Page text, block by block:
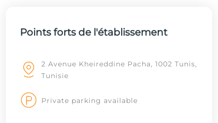
Points forts de l'établissement
2 Avenue Kheireddine Pacha, 1002 Tunis,
Tunisie
Private parking available